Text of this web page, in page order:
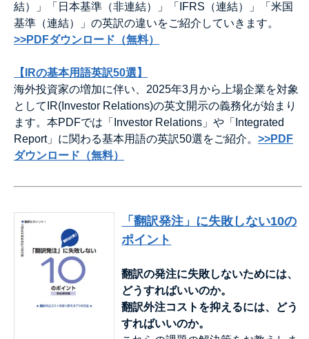
結）」「日本基準（非連結）」「IFRS（連結）」「米国
基準（連結）」の英訳の違いをご紹介していきます。
>>PDFダウンロード（無料）
【IRの基本用語英訳50選】
海外投資家の増加に伴い、2025年3月から上場企業を対象
としてIR(Investor Relations)の英文開示の義務化が始まり
ます。本PDFでは「Investor Relations」や「Integrated
Report」に関わる基本用語の英訳50選をご紹介。 >>PDF
ダウンロード（無料）
「翻訳発注」に失敗しない10の
ポイント
翻訳の発注に失敗しないためには、
どうすればいいのか。
翻訳外注コストを抑えるには、どう
すればいいのか。